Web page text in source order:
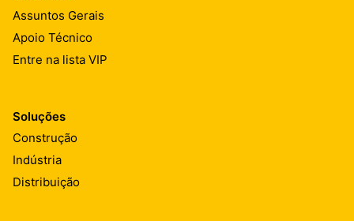
Assuntos Gerais
Apoio Técnico
Entre na lista VIP
Soluções
Construção
Indústria
Distribuição